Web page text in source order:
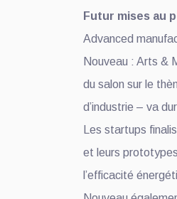
Futur mises au
Advanced
Nouveau : Arts &
du salon sur le
d’industrie – va
Les startups
et leurs
l’efficacité